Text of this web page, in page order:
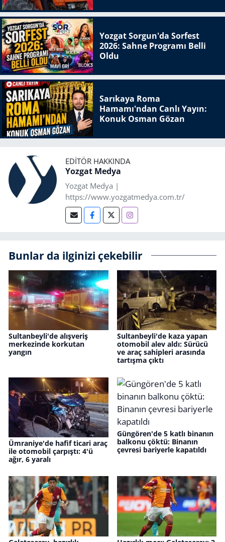
Yozgat Sorgun'da Sorfest
2026: Sahne Programı Belli
Oldu
Sarıkaya Roma
Hamamı'ndan Canlı Yayın:
Konuk Osman Gözan
EDITÖR HAKKINDA
Yozgat Medya
Yozgat Medya |
https://www.yozgatmedya.com.tr/
Bunlar da ilginizi çekebilir
Sultanbeyli'de alışveriş
merkezinde korkutan
yangın
Sultanbeyli'de kaza yapan
otomobil alev aldı: Sürücü
ve araç sahipleri arasında
tartışma çıktı
Ümraniye'de hafif ticari araç
ile otomobil çarpıştı: 4'ü
ağır, 6 yaralı
Güngören'de 5 katlı binanın
balkonu çöktü: Binanın
çevresi bariyerle kapatıldı